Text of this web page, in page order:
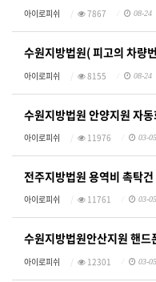
아이로피쉬 7867 08-24
수원지방법원( 피고의 차량
아이로피쉬 8155 08-24
수원지방법원 안양지원 자
아이로피쉬 11976 03-05
전주지방법원 용역비 촉탁건
아이로피쉬 11761 03-05
수원지방법원안산지원 핸드
아이로피쉬 12301 03-05